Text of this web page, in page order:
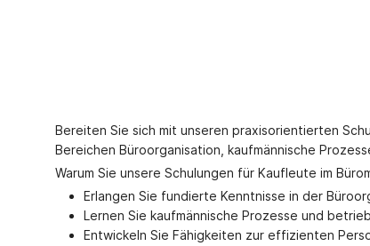
Bereiten Sie sich mit unseren praxisorientierten
Bereichen Büroorganisation, kaufmännische
Warum Sie unsere Schulungen für Kaufleute im
Erlangen Sie fundierte Kenntnisse in der
Lernen Sie kaufmännische Prozesse und
Entwickeln Sie Fähigkeiten zur effizienten